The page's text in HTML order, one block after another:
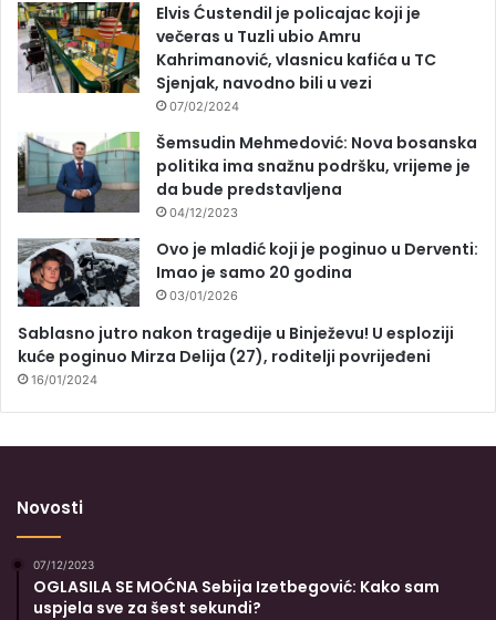
Elvis Ćustendil je policajac koji je
večeras u Tuzli ubio Amru
Kahrimanović, vlasnicu kafića u TC
Sjenjak, navodno bili u vezi
07/02/2024
Šemsudin Mehmedović: Nova bosanska
politika ima snažnu podršku, vrijeme je
da bude predstavljena
04/12/2023
Ovo je mladić koji je poginuo u Derventi:
Imao je samo 20 godina
03/01/2026
Sablasno jutro nakon tragedije u Binježevu! U esploziji
kuće poginuo Mirza Delija (27), roditelji povrijeđeni
16/01/2024
Novosti
07/12/2023
OGLASILA SE MOĆNA Sebija Izetbegović: Kako sam
uspjela sve za šest sekundi?